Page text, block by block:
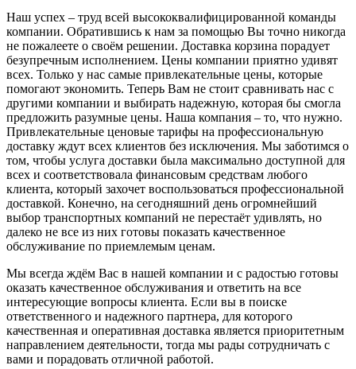
Наш успех – труд всей высококвалифицированной команды
компании. Обратившись к нам за помощью Вы точно никогда
не пожалеете о своём решении. Доставка корзина порадует
безупречным исполнением. Цены компании приятно удивят
всех. Только у нас самые привлекательные цены, которые
помогают экономить. Теперь Вам не стоит сравнивать нас с
другими компании и выбирать надежную, которая бы смогла
предложить разумные цены. Наша компания – то, что нужно.
Привлекательные ценовые тарифы на профессиональную
доставку ждут всех клиентов без исключения. Мы заботимся о
том, чтобы услуга доставки была максимально доступной для
всех и соответствовала финансовым средствам любого
клиента, который захочет воспользоваться профессиональной
доставкой. Конечно, на сегодняшний день огромнейший
выбор транспортных компаний не перестаёт удивлять, но
далеко не все из них готовы показать качественное
обслуживание по приемлемым ценам.
Мы всегда ждём Вас в нашей компании и с радостью готовы
оказать качественное обслуживания и ответить на все
интересующие вопросы клиента. Если вы в поиске
ответственного и надежного партнера, для которого
качественная и оперативная доставка является приоритетным
направлением деятельности, тогда мы рады сотрудничать с
вами и порадовать отличной работой.